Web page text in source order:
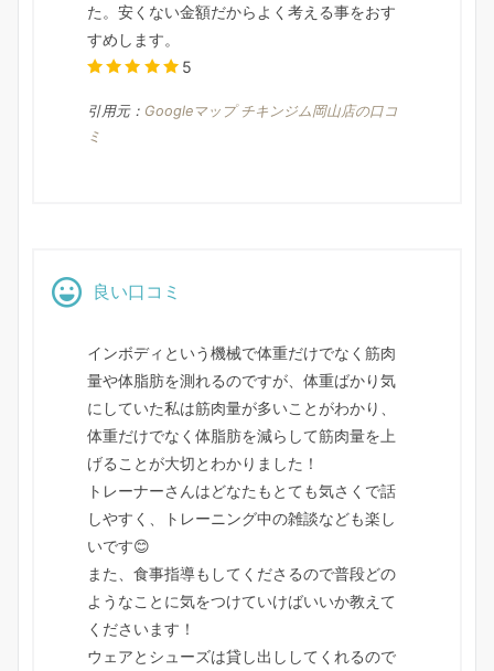
た。安くない金額だからよく考える事をおす
すめします。
5
引用元： Googleマップ チキンジム岡山店の口コ
ミ
良い口コミ
インボディという機械で体重だけでなく筋肉
量や体脂肪を測れるのですが、体重ばかり気
にしていた私は筋肉量が多いことがわかり、
体重だけでなく体脂肪を減らして筋肉量を上
げることが大切とわかりました！
トレーナーさんはどなたもとても気さくで話
しやすく、トレーニング中の雑談なども楽し
いです😊
また、食事指導もしてくださるので普段どの
ようなことに気をつけていけばいいか教えて
くださいます！
ウェアとシューズは貸し出ししてくれるので